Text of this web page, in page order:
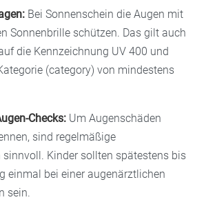
Bei Sonnenschein die Augen mit
Sonnenbrille schützen. Das gilt auch
die Kennzeichnung UV 400 und
(category) von mindestens
Checks: Um Augenschäden
sind regelmäßige
sinnvoll. Kinder sollten spätestens bis
einmal bei einer augenärztlichen
sein.